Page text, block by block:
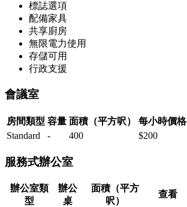
標誌選項
配備家具
共享廚房
無限電力使用
存儲可用
行政支援
會議室
房間類型 容量 面積（平方呎） 每小時價格
Standard
- 400 $200
服務式辦公室
辦公室類
型
辦公
桌
面積（平方
呎）
查看